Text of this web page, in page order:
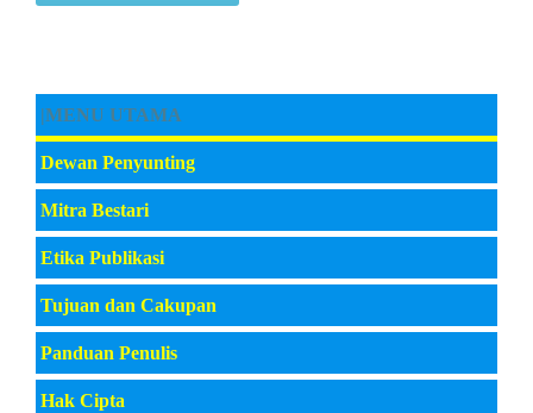
|MENU UTAMA
Dewan Penyunting
Mitra Bestari
Etika Publikasi
Tujuan dan Cakupan
Panduan Penulis
Hak Cipta